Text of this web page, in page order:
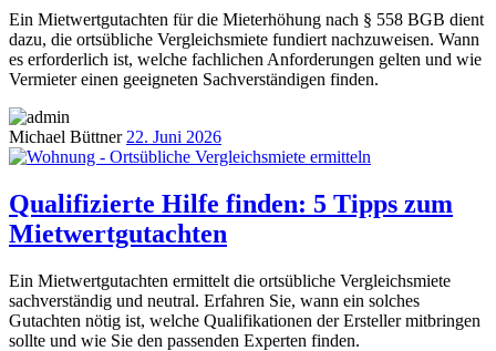
Ein Mietwertgutachten für die Mieterhöhung nach § 558 BGB dient
dazu, die ortsübliche Vergleichsmiete fundiert nachzuweisen. Wann
es erforderlich ist, welche fachlichen Anforderungen gelten und wie
Vermieter einen geeigneten Sachverständigen finden.
Michael Büttner 22. Juni 2026
Qualifizierte Hilfe finden: 5 Tipps zum
Mietwertgutachten
Ein Mietwertgutachten ermittelt die ortsübliche Vergleichsmiete
sachverständig und neutral. Erfahren Sie, wann ein solches
Gutachten nötig ist, welche Qualifikationen der Ersteller mitbringen
sollte und wie Sie den passenden Experten finden.